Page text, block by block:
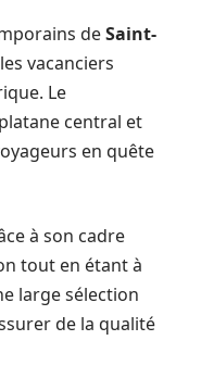
deSaint-
vacanciers
Le
central et
en quête
à son cadre
tout en étant à
large sélection
de la qualité